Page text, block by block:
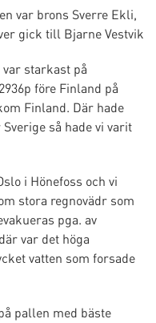
var brons Sverre Ekli,
gick till Bjarne Vestvik
starkast på
före Finland på
Finland. Där hade
så hade vi varit
i Hönefoss och vi
stora regnovädr som
pga. av
var det höga
vatten som forsade
pallen med bäste